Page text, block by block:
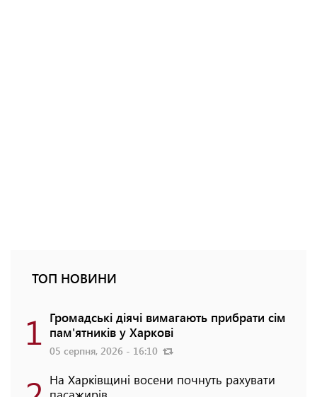
ТОП НОВИНИ
1 Громадські діячі вимагають прибрати сім
пам'ятників у Харкові
05 серпня, 2026 - 16:10
На Харківщині восени почнуть рахувати